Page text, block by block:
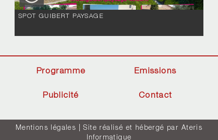
SPOT GUIBERT PAYSAGE
Programme Emissions
Publicité Contact
Mentions légales | Site réalisé et hébergé par Ateris
Informatique